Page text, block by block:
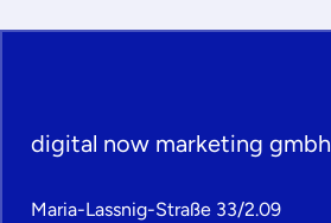
digital now marketing gmbh
Maria-Lassnig-Straße 33/2.09